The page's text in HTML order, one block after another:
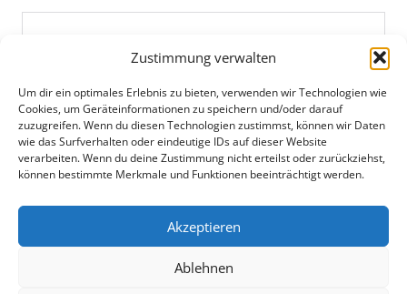
Zustimmung verwalten
Um dir ein optimales Erlebnis zu bieten, verwenden wir Technologien wie
Cookies, um Geräteinformationen zu speichern und/oder darauf
zuzugreifen. Wenn du diesen Technologien zustimmst, können wir Daten
wie das Surfverhalten oder eindeutige IDs auf dieser Website
verarbeiten. Wenn du deine Zustimmung nicht erteilst oder zurückziehst,
können bestimmte Merkmale und Funktionen beeinträchtigt werden.
Akzeptieren
Ablehnen